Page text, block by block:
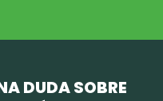
DUDA SOBRE